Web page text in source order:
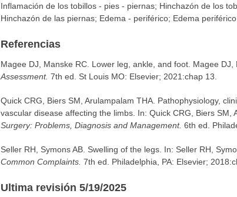
Inflamación de los tobillos - pies - piernas; Hinchazón de los
Hinchazón de las piernas; Edema - periférico; Edema periférico
Referencias
Magee DJ, Manske RC. Lower leg, ankle, and foot. Magee DJ,
Assessment. 7th ed. St Louis MO: Elsevier; 2021:chap 13.
Quick CRG, Biers SM, Arulampalam THA. Pathophysiology,
vascular disease affecting the limbs. In: Quick CRG, Biers SM,
Surgery: Problems, Diagnosis and Management. 6th ed.
Seller RH, Symons AB. Swelling of the legs. In: Seller RH,
Common Complaints. 7th ed. Philadelphia, PA: Elsevier;
Ultima revisión 5/19/2025